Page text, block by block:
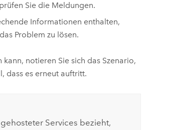
Sie die Meldungen.
Informationen enthalten,
Problem zu lösen.
notieren Sie sich das Szenario,
dass es erneut auftritt.
Services bezieht,